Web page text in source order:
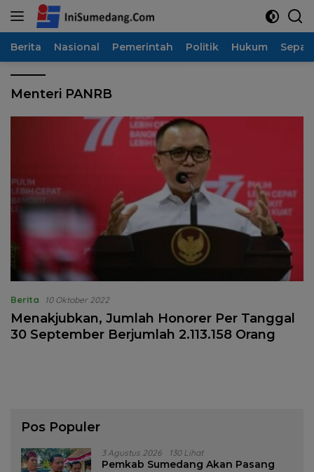
Langsung
Berita Nasional Pemerintah Politik Hukum
Menteri PANRB
Berita 10 Oktober 2022
Menakjubkan, Jumlah Honorer Per Tanggal
30 September Berjumlah 2.113.158 Orang
Pos Populer
3 Agustus 2026 130 Lihat
Pemkab Sumedang Akan Pasang